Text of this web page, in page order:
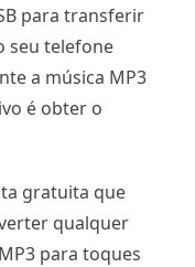
para transferir
seu telefone
a música MP3
é obter o
gratuita que
qualquer
para toques